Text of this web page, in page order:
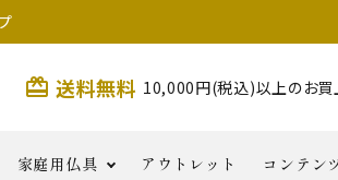
card_giftcard 送料無料 10,000円(税込)以上のお買
家庭用仏具 アウトレット コンテン